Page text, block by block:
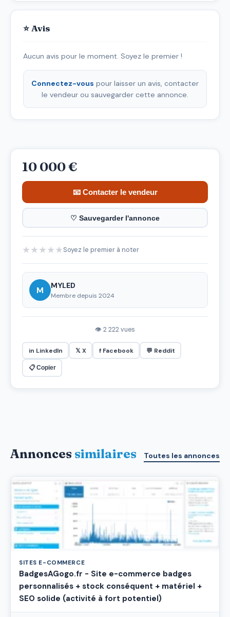
⭐ Avis
Aucun avis pour le moment. Soyez le premier !
Connectez-vous pour laisser un avis, contacter
le vendeur ou sauvegarder cette annonce.
10 000 €
📧 Contacter le vendeur
♡ Sauvegarder l'annonce
★★★★★Soyez le premier à noter
M MYLED
Membre depuis 2024
👁 2 222 vues
in LinkedIn 𝕏 X f Facebook 💬 Reddit
📋 Copier
Annonces similaires Toutes les annonces
SITES E-COMMERCE
BadgesAGogo.fr - Site e-commerce badges
personnalisés + stock conséquent + matériel +
SEO solide (activité à fort potentiel)